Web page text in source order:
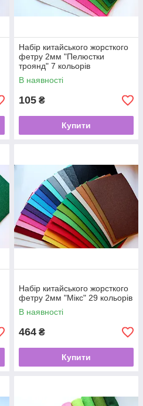
Набір китайського жорсткого
фетру 2мм "Пелюстки
троянд" 7 кольорів
В наявності
105 ₴
Купити
Набір китайського жорсткого
фетру 2мм "Мікс" 29 кольорів
В наявності
464 ₴
Купити